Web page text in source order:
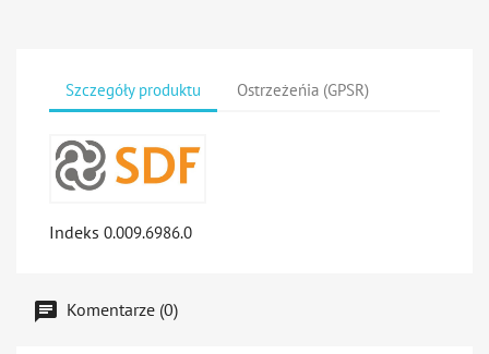
Szczegóły produktu Ostrzeżeńia (GPSR)
Indeks 0.009.6986.0
Komentarze (0)